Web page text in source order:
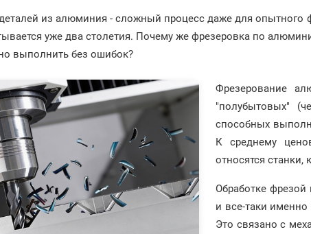
из алюминия - сложный процесс даже для опытного
уже два столетия. Почему же фрезеровка по
выполнить без ошибок?
Фрезерование
"полубытовых"
способных
К среднему
относятся
Обработке
и все-таки
Это связано с